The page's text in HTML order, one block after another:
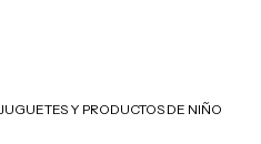
JUGUETES Y PRODUCTOS DE NIÑO